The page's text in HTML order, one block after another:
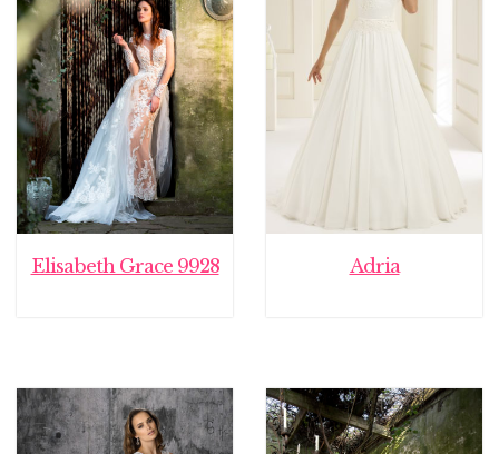
Elisabeth Grace 9928 Adria